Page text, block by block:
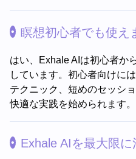
瞑想初心者でも使え
はい、Exhale AIは初心者か
しています。初心者向けに
テクニック、短めのセッシ
快適な実践を始められます。
Exhale AIを最大限